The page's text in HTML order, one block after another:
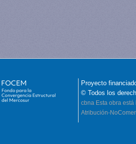
Proyecto
© Todos los
cbna Esta obra
Atribución-